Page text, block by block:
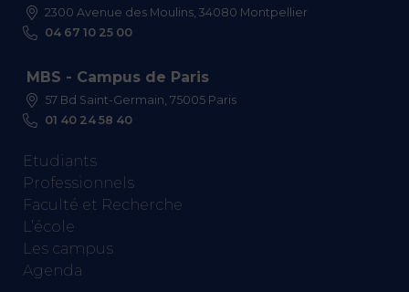
2300 Avenue des Moulins, 34080 Montpellier
04 67 10 25 00
MBS - Campus de Paris
57 Bd Saint-Germain, 75005 Paris
01 40 24 58 40
Etudiants
Professionnels
Faculté et Recherche
L’école
Les campus
Agenda